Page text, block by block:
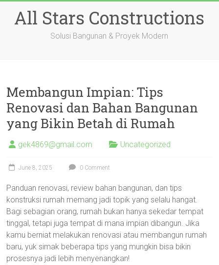
contentAll Stars Constructions
Solusi Bangunan & Proyek Modern
Membangun Impian: Tips
Renovasi dan Bahan Bangunan
yang Bikin Betah di Rumah
gek4869@gmail.com Uncategorized
June 8, 2025 0 Comment
Panduan renovasi, review bahan bangunan, dan tips
konstruksi rumah memang jadi topik yang selalu hangat.
Bagi sebagian orang, rumah bukan hanya sekedar tempat
tinggal, tetapi juga tempat di mana impian dibangun. Jika
kamu berniat melakukan renovasi atau membangun rumah
baru, yuk simak beberapa tips yang mungkin bisa bikin
prosesnya jadi lebih menyenangkan!